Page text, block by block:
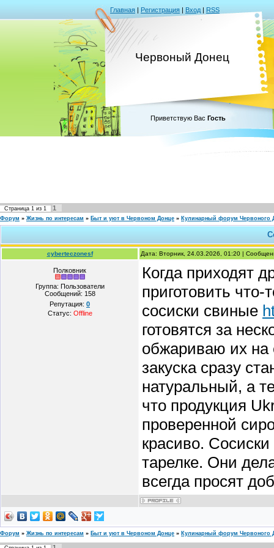
Главная | Регистрация | Вход | RSS
Червоный Донец
Приветствую Вас Гость
Страница 1 из 1 1
Форум » Жизнь по интересам » Быт и уют в Червоном Донце » Кулинарный форум Червоного
cyberteczonesf Дата: Вторник, 24.03.2026, 01:20 |
Полковник
Группа: Пользователи
Сообщений: 158
Репутация: 0
Статус: Offline
Когда приходят
приготовить
сосиски свиные
готовятся за
обжариваю их на
закуска сразу
натуральный, а
что продукция
проверенной
красиво.
тарелке. Они
всегда просят
Форум » Жизнь по интересам » Быт и уют в Червоном Донце » Кулинарный форум Червоного